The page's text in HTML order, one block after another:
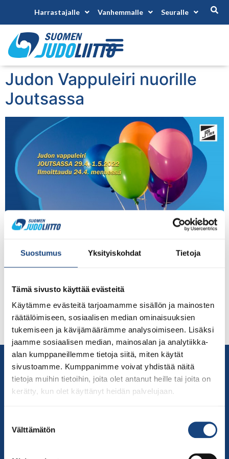
Suostumus Yksityiskohdat Tietoja
Tämä sivusto käyttää evästeitä
Käytämme evästeitä tarjoamamme sisällön ja mainosten
räätälöimiseen, sosiaalisen median ominaisuuksien
tukemiseen ja kävijämäärämme analysoimiseen. Lisäksi
jaamme sosiaalisen median, mainosalan ja analytiikka-
alan kumppaneillemme tietoja siitä, miten käytät
sivustoamme. Kumppanimme voivat yhdistää näitä
tietoja muihin tietoihin, joita olet antanut heille tai joita on
kerätty, kun olet käyttänyt heidän palvelujaan.
valinta
Välttämätön
Harrastajalle Vanhemmalle Seuralle
Judon Vappuleiri nuorille
Joutsassa
Tervetuloa Joutsan Tarmon järjestämälle judon
Vappuleirille, joka on suunnattu U13-U18 nuorille kautta
vappuleirin paikkakunnan vanhan koulun jumppasalissa
U13-U18 -ikäisille judokoille. Judon lisäksi teemana on
valmennuksesta vastaavat valmentajat: Jasmine Aho,
Ruslan Pinhasov, Manne Isoranta ja Tuomas Rantanen.
Paikka: Koulutie 3, Joutsa 19650, vanha yläasteen
jumppasali. Ohjelma […]
Yhteystiedot
Suomen Judoliitto
Olympiastadion